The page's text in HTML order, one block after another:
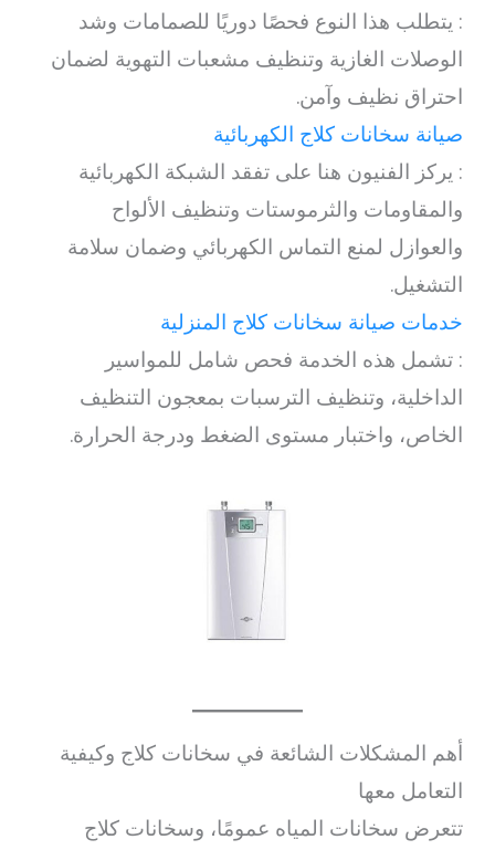
: يتطلب هذا النوع فحصًا دوريًا للصمامات وشد
الوصلات الغازية وتنظيف مشعبات التهوية لضمان
احتراق نظيف وآمن.
صيانة سخانات كلاج الكهربائية
: يركز الفنيون هنا على تفقد الشبكة الكهربائية
والمقاومات والثرموستات وتنظيف الألواح
والعوازل لمنع التماس الكهربائي وضمان سلامة
التشغيل.
خدمات صيانة سخانات كلاج المنزلية
: تشمل هذه الخدمة فحص شامل للمواسير
الداخلية، وتنظيف الترسبات بمعجون التنظيف
الخاص، واختبار مستوى الضغط ودرجة الحرارة.
أهم المشكلات الشائعة في سخانات كلاج وكيفية
التعامل معها
تتعرض سخانات المياه عمومًا، وسخانات كلاج